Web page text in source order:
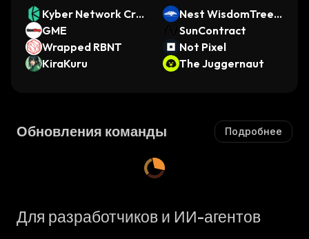
Kyber Network Cry
stal Legacy
Nest WisdomTree V
ault
GME
SunContract
Wrapped RBNT
Not Pixel
KiraKuru
The Juggernaut
Обновления команды Подробнее
Для разработчиков и ИИ-агентов